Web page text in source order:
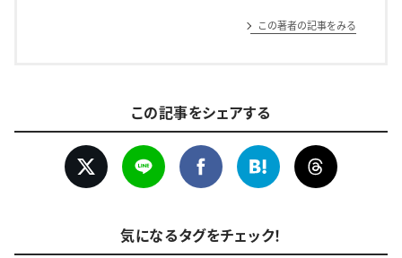
この著者の記事をみる
この記事をシェアする
気になるタグをチェック！